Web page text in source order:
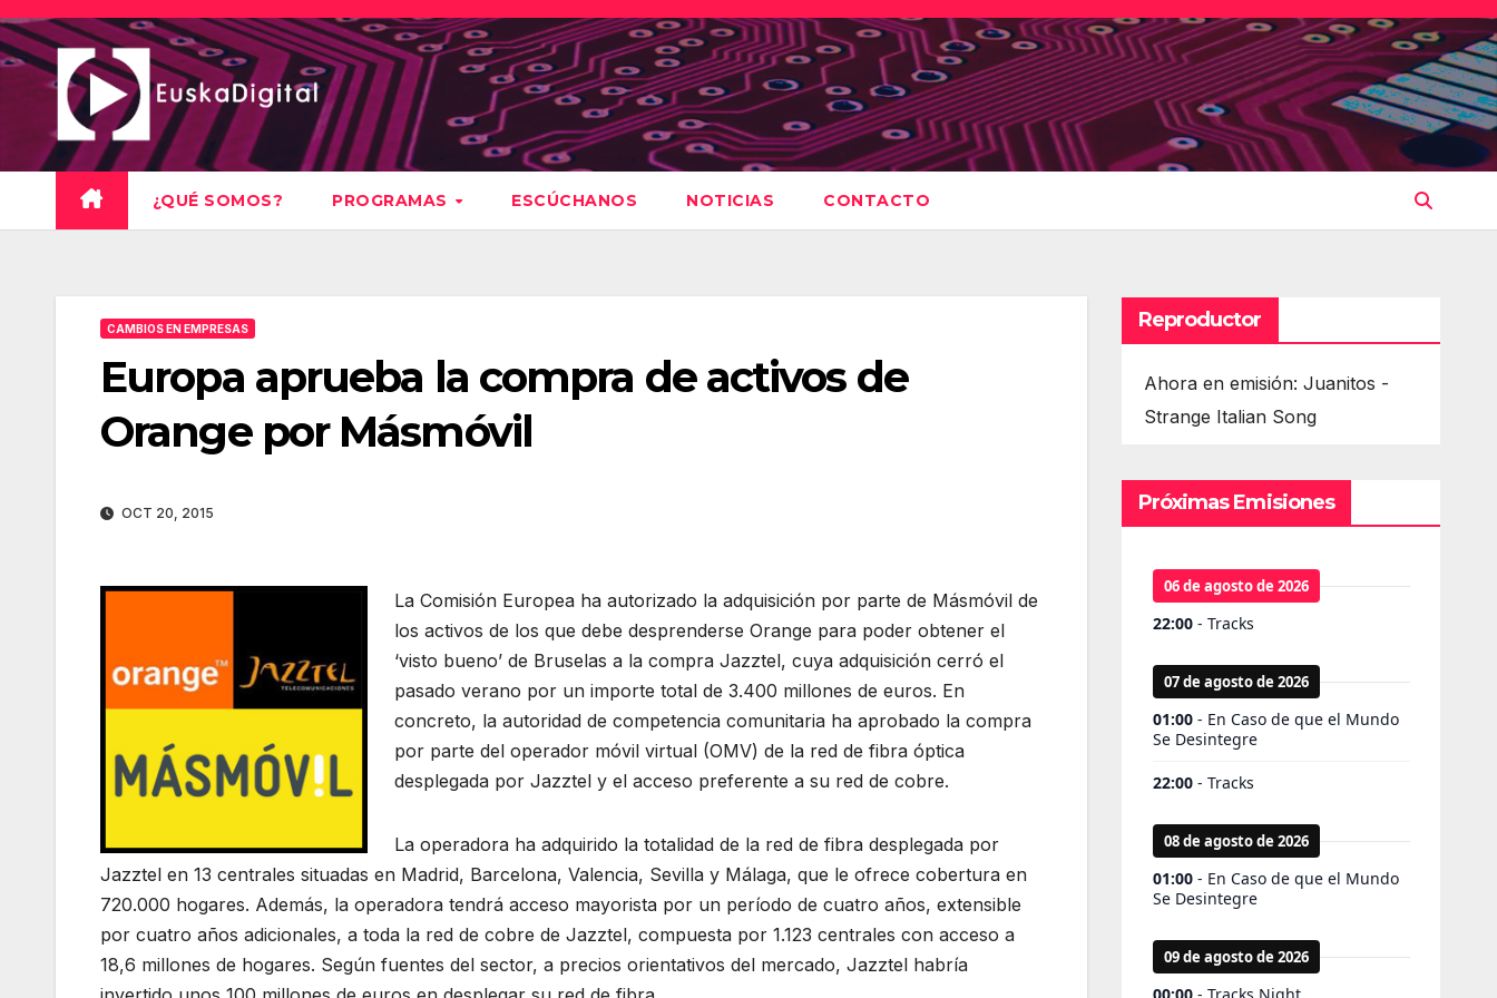
Saltar
al
contenido
¿QUÉ SOMOS? PROGRAMAS ESCÚCHANOS NOTICIAS CONTACTO
CAMBIOS EN EMPRESAS
Europa aprueba la compra de activos de
Orange por Másmóvil
OCT 20, 2015
La Comisión Europea ha autorizado la adquisición por parte de Másmóvil de
los activos de los que debe desprenderse Orange para poder obtener el
‘visto bueno’ de Bruselas a la compra Jazztel, cuya adquisición cerró el
pasado verano por un importe total de 3.400 millones de euros. En
concreto, la autoridad de competencia comunitaria ha aprobado la compra
por parte del operador móvil virtual (OMV) de la red de fibra óptica
desplegada por Jazztel y el acceso preferente a su red de cobre.
La operadora ha adquirido la totalidad de la red de fibra desplegada por
Jazztel en 13 centrales situadas en Madrid, Barcelona, Valencia, Sevilla y Málaga, que le ofrece cobertura en
720.000 hogares. Además, la operadora tendrá acceso mayorista por un período de cuatro años, extensible
por cuatro años adicionales, a toda la red de cobre de Jazztel, compuesta por 1.123 centrales con acceso a
18,6 millones de hogares. Según fuentes del sector, a precios orientativos del mercado, Jazztel habría
Reproductor
Ahora en emisión: Juanitos -
Strange Italian Song
Próximas Emisiones